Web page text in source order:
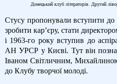
Донецький клуб літераторів. Другий
Стусу пропонували вступити
зробити кар’єру, стати
і 1963-го року вступив до
АН УРСР у Києві. Тут він
Іваном Світличним,
до Клубу творчої молоді.